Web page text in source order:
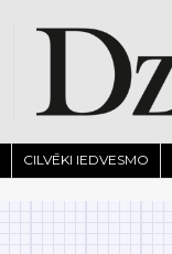
CILVĒKI IEDVESMO